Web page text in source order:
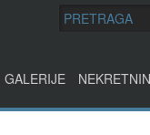
GALERIJE